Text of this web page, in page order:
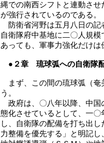
縄での南西シフトと連動さ
が強行されているのである。
防衛省河野は五月八日の記
自衛隊府中基地に二〇人規
あっても、軍事力強化だけ
●２章 琉球弧への自衛隊
まず、この間の琉球弧（奄
う。
政府は、〇八年以降、中国
態化させているとして、一
し、自衛隊の配備を打ち出
力整備を優先する」と明記